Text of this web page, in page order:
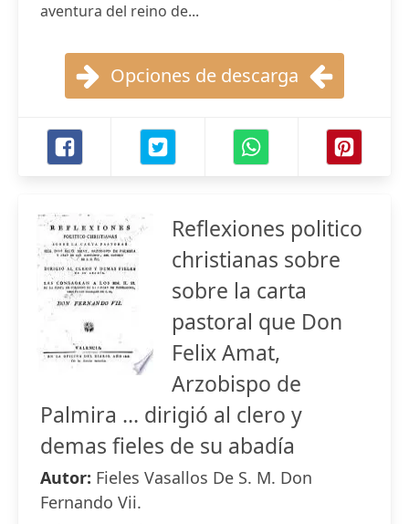
aventura del reino de...
Opciones de descarga
Reflexiones politico
christianas sobre
sobre la carta
pastoral que Don
Felix Amat,
Arzobispo de
Palmira ... dirigió al clero y
demas fieles de su abadía
Autor: Fieles Vasallos De S. M. Don
Fernando Vii.